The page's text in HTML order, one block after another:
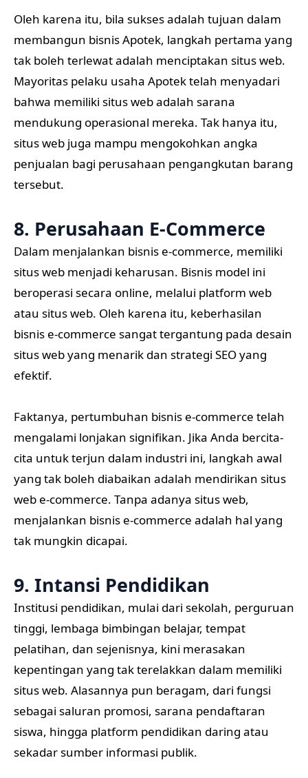
Oleh karena itu, bila sukses adalah tujuan dalam
membangun bisnis Apotek, langkah pertama yang
tak boleh terlewat adalah menciptakan situs web.
Mayoritas pelaku usaha Apotek telah menyadari
bahwa memiliki situs web adalah sarana
mendukung operasional mereka. Tak hanya itu,
situs web juga mampu mengokohkan angka
penjualan bagi perusahaan pengangkutan barang
tersebut.
8. Perusahaan E-Commerce
Dalam menjalankan bisnis e-commerce, memiliki
situs web menjadi keharusan. Bisnis model ini
beroperasi secara online, melalui platform web
atau situs web. Oleh karena itu, keberhasilan
bisnis e-commerce sangat tergantung pada desain
situs web yang menarik dan strategi SEO yang
efektif.
Faktanya, pertumbuhan bisnis e-commerce telah
mengalami lonjakan signifikan. Jika Anda bercita-
cita untuk terjun dalam industri ini, langkah awal
yang tak boleh diabaikan adalah mendirikan situs
web e-commerce. Tanpa adanya situs web,
menjalankan bisnis e-commerce adalah hal yang
tak mungkin dicapai.
9. Intansi Pendidikan
Institusi pendidikan, mulai dari sekolah, perguruan
tinggi, lembaga bimbingan belajar, tempat
pelatihan, dan sejenisnya, kini merasakan
kepentingan yang tak terelakkan dalam memiliki
situs web. Alasannya pun beragam, dari fungsi
sebagai saluran promosi, sarana pendaftaran
siswa, hingga platform pendidikan daring atau
sekadar sumber informasi publik.